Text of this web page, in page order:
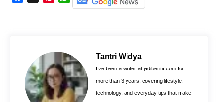
k
e
s
t
h
A
p
p
Tantri Widya
I’ve been a writer at jadiberita.com for
more than 3 years, covering lifestyle,
technology, and everyday tips that make